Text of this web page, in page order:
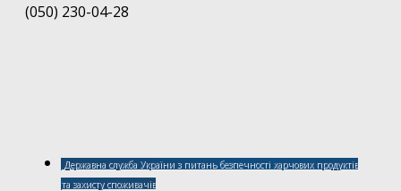
(050) 230-04-28
Державна служба України з питань безпечності харчових продуктів
та захисту споживачів